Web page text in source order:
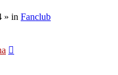
» in Fanclub